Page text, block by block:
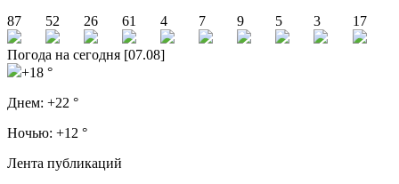
87
52 26 61 4 7 9 5 3 17
Погода на сегодня [07.08]
+18 °
Днем: +22 °
Ночью: +12 °
Лента публикаций